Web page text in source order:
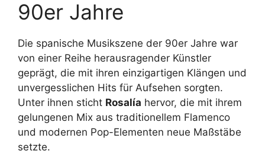
90er Jahre
Die spanische Musikszene der 90er Jahre war
von einer Reihe herausragender Künstler
geprägt, die mit ihren einzigartigen Klängen und
unvergesslichen Hits für Aufsehen sorgten.
Unter ihnen sticht Rosalía hervor, die mit ihrem
gelungenen Mix aus traditionellem Flamenco
und modernen Pop-Elementen neue Maßstäbe
setzte.